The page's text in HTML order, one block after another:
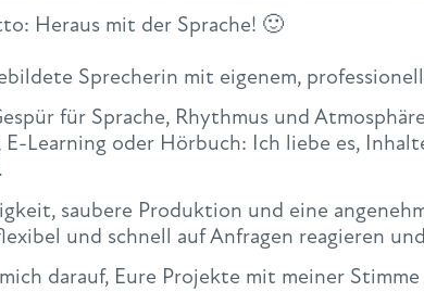
Heraus mit der Sprache! 🙂
Sprecherin mit eigenem,
für Sprache, Rhythmus und
E-Learning oder Hörbuch: Ich liebe es,
saubere Produktion und eine
und schnell auf Anfragen reagieren
darauf, Eure Projekte mit meiner